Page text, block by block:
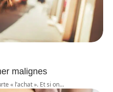
malignes
« l’achat ». Et si on…